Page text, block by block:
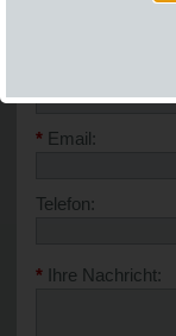
* Email:
Telefon:
* Ihre Nachricht: